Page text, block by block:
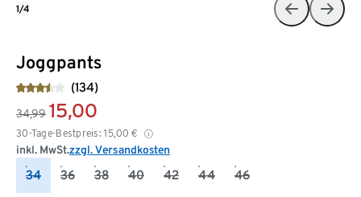
Joggpants
(134)
34,99 15,00
30-Tage-Bestpreis: 15,00 €
inkl. MwSt.zzgl. Versandkosten
34 36 38 40 42 44 46
1/4